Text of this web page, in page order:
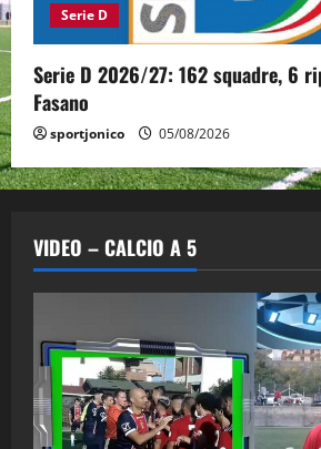
Serie D
Serie D 2026/27: 162 squadre, 6
Fasano
sportjonico 05/08/2026
VIDEO – CALCIO A 5